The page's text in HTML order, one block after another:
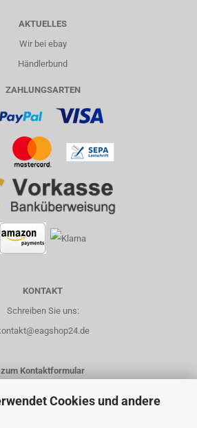
Cookies und andere
AKTUELLES
Wir bei ebay
Händlerbund
ZAHLUNGSARTEN
KONTAKT
Schreiben Sie uns:
zum Kontaktformular